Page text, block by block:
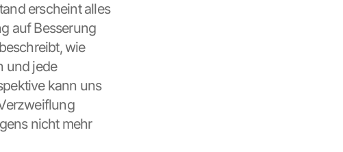
erscheint alles
auf Besserung
wie
und jede
kann uns
nicht mehr